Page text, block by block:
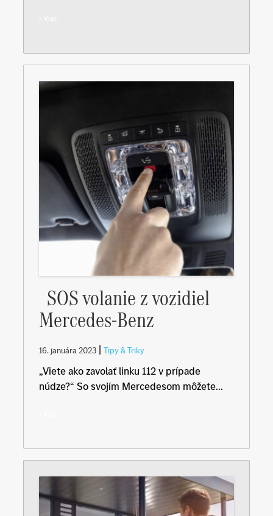
SOS volanie z vozidiel
Mercedes-Benz
16. januára 2023 | Tipy & Triky
„Viete ako zavolať linku 112 v prípade
núdze?“ So svojím Mercedesom môžete...